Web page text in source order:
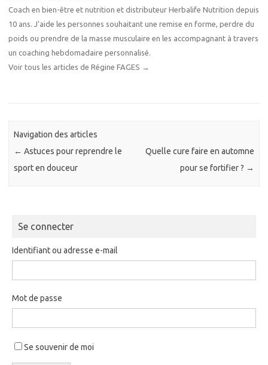
Coach en bien-être et nutrition et distributeur Herbalife Nutrition depuis
10 ans. J'aide les personnes souhaitant une remise en forme, perdre du
poids ou prendre de la masse musculaire en les accompagnant à travers
un coaching hebdomadaire personnalisé.
Voir tous les articles de Régine FAGES →
Navigation des articles
← Astuces pour reprendre le
sport en douceur
Quelle cure faire en automne
pour se fortifier ? →
Se connecter
Identifiant ou adresse e-mail
Mot de passe
Se souvenir de moi